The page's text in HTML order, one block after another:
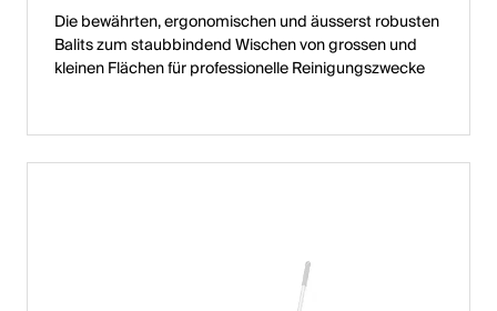
Die bewährten, ergonomischen und äusserst robusten
Balits zum staubbindend Wischen von grossen und
kleinen Flächen für professionelle Reinigungszwecke